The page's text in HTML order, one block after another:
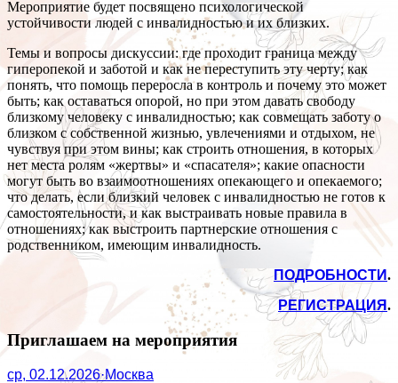
Мероприятие будет посвящено психологической
устойчивости людей с инвалидностью и их близких.
Темы и вопросы дискуссии: где проходит граница между
гиперопекой и заботой и как не переступить эту черту; как
понять, что помощь переросла в контроль и почему это может
быть; как оставаться опорой, но при этом давать свободу
близкому человеку с инвалидностью; как совмещать заботу о
близком с собственной жизнью, увлечениями и отдыхом, не
чувствуя при этом вины; как строить отношения, в которых
нет места ролям «жертвы» и «спасателя»; какие опасности
могут быть во взаимоотношениях опекающего и опекаемого;
что делать, если близкий человек с инвалидностью не готов к
самостоятельности, и как выстраивать новые правила в
отношениях; как выстроить партнерские отношения с
родственником, имеющим инвалидность.
ПОДРОБНОСТИ.
РЕГИСТРАЦИЯ.
Приглашаем на мероприятия
ср, 02.12.2026·Москва